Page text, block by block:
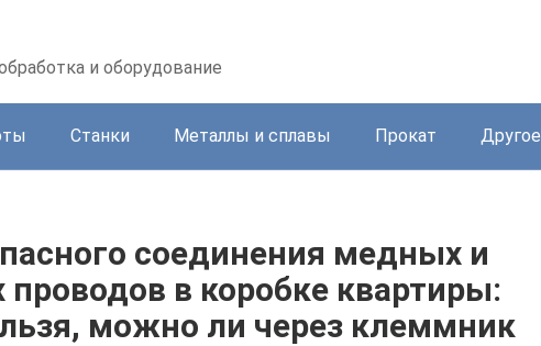
и оборудование
Станки Металлы и сплавы Прокат Другое
соединения медных и
в коробке квартиры:
можно ли через клеммник